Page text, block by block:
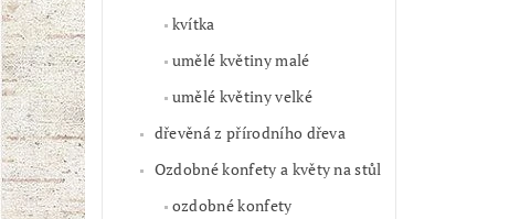
kvítka
umělé květiny malé
umělé květiny velké
dřevěná z přírodního dřeva
Ozdobné konfety a květy na stůl
ozdobné konfety